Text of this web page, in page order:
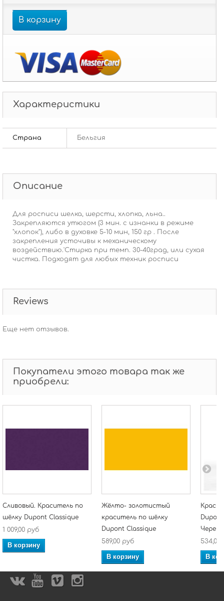
В корзину
Характеристики
Страна Бельгия
Описание
Для росписи шелка, шерсти, хлопка, льна..
Закрепляются утюгом (3 мин. с изнанки в режиме
"хлопок"), либо в духовке 5-10 мин, 150 гр . После
закрепления усточивы к механическому
воздействию.'Стирка при темп. 30-40град, или сухая
чистка. Подходят для любых техник росписи
Reviews
Еще нет отзывов.
Покупатели этого товара так же
приобрели:
Сливовый. Краситель по
шёлку Dupont Classique
1 009,00 руб
В корзину
Жёлто- золотистый
краситель по шёлку
Dupont Classique
589,00 руб
В корзину
534,00
В